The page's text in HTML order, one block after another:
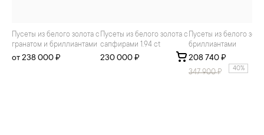
Пусеты из белого золота с
гранатом и бриллиантами
от 238 000 ₽
Пусеты из белого золота с
сапфирами 1.94 ct
230 000 ₽
Пусеты из белого золота с
бриллиантами
208 740 ₽
347 900₽ 40%